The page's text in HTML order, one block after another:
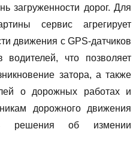
загруженности дорог. Для
сервис агрегирует
движения с GPS-датчиков
водителей, что позволяет
затора, а также
о дорожных работах и
дорожного движения
решения об измении